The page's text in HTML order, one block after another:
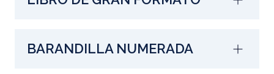
BARANDILLA NUMERADA